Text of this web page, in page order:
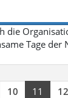
Tage
10 11 12